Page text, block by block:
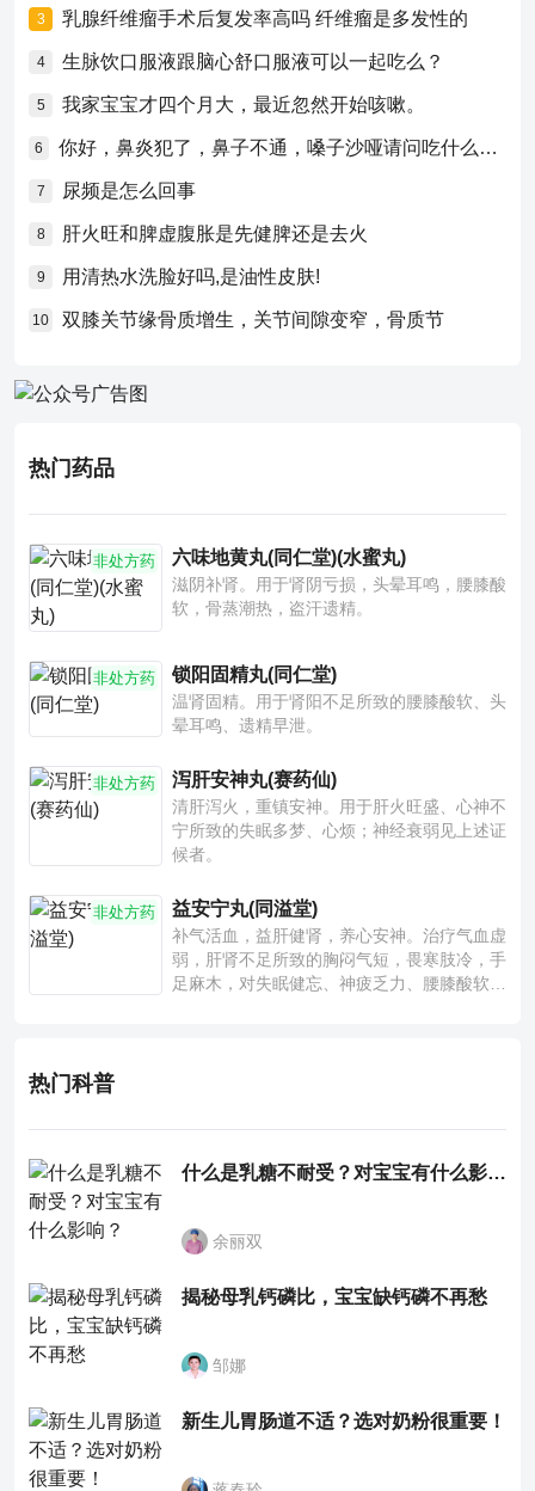
3 乳腺纤维瘤手术后复发率高吗 纤维瘤是多发性的
4 生脉饮口服液跟脑心舒口服液可以一起吃么？
5 我家宝宝才四个月大，最近忽然开始咳嗽。
6 你好，鼻炎犯了，鼻子不通，嗓子沙哑请问吃什么药比较好？
7 尿频是怎么回事
8 肝火旺和脾虚腹胀是先健脾还是去火
9 用清热水洗脸好吗,是油性皮肤!
10 双膝关节缘骨质增生，关节间隙变窄，骨质节
热门药品
非处方药 六味地黄丸(同仁堂)(水蜜丸)
滋阴补肾。用于肾阴亏损，头晕耳鸣，腰膝酸
软，骨蒸潮热，盗汗遗精。
非处方药 锁阳固精丸(同仁堂)
温肾固精。用于肾阳不足所致的腰膝酸软、头
晕耳鸣、遗精早泄。
非处方药 泻肝安神丸(赛药仙)
清肝泻火，重镇安神。用于肝火旺盛、心神不
宁所致的失眠多梦、心烦；神经衰弱见上述证
候者。
非处方药 益安宁丸(同溢堂)
补气活血，益肝健肾，养心安神。治疗气血虚
弱，肝肾不足所致的胸闷气短，畏寒肢冷，手
足麻木，对失眠健忘、神疲乏力、腰膝酸软也
热门科普
什么是乳糖不耐受？对宝宝有什么影响？
余丽双
揭秘母乳钙磷比，宝宝缺钙磷不再愁
邹娜
新生儿胃肠道不适？选对奶粉很重要！